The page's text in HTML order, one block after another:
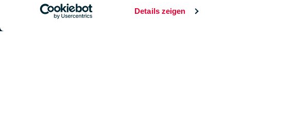
Impressum
Details zeigen
Mit Nummer suchen